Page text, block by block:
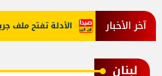
آخر الأخبار الأدلة تفتح ملف الرسميين
لبنان